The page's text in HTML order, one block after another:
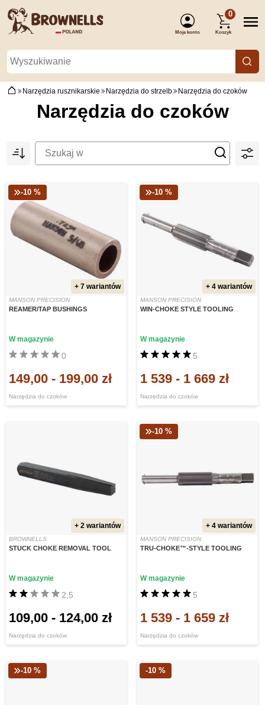
Moje konto
0
Koszyk
Narzędzia rusznikarskie Narzędzia do strzelb Narzędzia do czoków
Narzędzia do czoków
-10 %
+ 7 wariantów
MANSON PRECISION
REAMER/TAP BUSHINGS
Narzędzia do czoków
0
W magazynie
149,00 - 199,00 zł
-10 %
+ 4 wariantów
MANSON PRECISION
WIN-CHOKE STYLE TOOLING
Narzędzia do czoków
5
W magazynie
1 539 - 1 669 zł
+ 2 wariantów
BROWNELLS
STUCK CHOKE REMOVAL TOOL
Narzędzia do czoków
2,5
W magazynie
109,00 - 124,00 zł
-10 %
+ 4 wariantów
MANSON PRECISION
TRU-CHOKE™-STYLE TOOLING
Narzędzia do czoków
5
W magazynie
1 539 - 1 659 zł
-10 % -10 %